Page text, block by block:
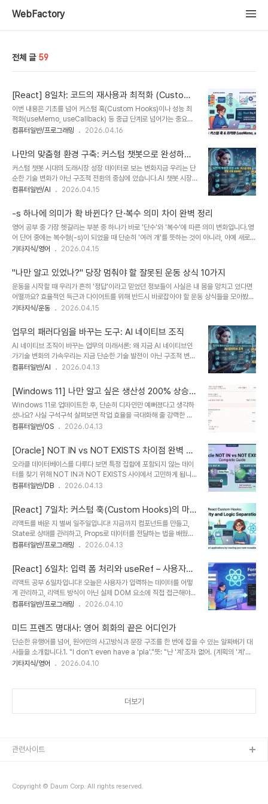
WebFactory
전체 글 59
[React] 8일차: 코드의 재사용과 최적화 (Custom
Hooks & Memoization)
이번 내용은 기초를 넘어 커스텀 훅(Custom Hooks)이나 성능 최
적화(useMemo, useCallback) 등 중급 단계로 넘어가는 중요한
지점입니다. 리액트의 기초적인 Props와 State, 그리고 Effect를 넘
Hooks (나만의 훅 만들기)여러 컴포넌트에서 반복되는 로직(예:
input 핸들링, API 호출, 스크롤 감지 등)을 하나의 함수로 분리하여
재사용하는 방법입니다.특징: 이름이 반드시 use로 시작해야 합니다.
장점: 로직이 분리되어 컴포넌트 코드가 간결해지고, 유지보수가 쉬워
집니다.JavaScript // useInput.js (예시)import { useState }
컴퓨터일반/프로그래밍 2026.04.16
나만의 맞춤형 환경 구축: 커스텀 챗봇으로 완성하는
스마트 워크플로우
커스텀 챗봇 시대의 도래시장 성장 데이터로 보는 변화지금 우리는 단
순한 기술 변화가 아닌 구조적 전환의 중심에 있습니다.AI 챗봇 시장
은 폭발적으로 성장하고 있습니다.2025년 기준 글로벌 AI 챗봇 시장
720억 달러 이상으로 성장할 전망입니다. 이 숫자는 단순한 통계가
아닙니다.이것은 업무 방식 자체가 바뀌고 있다는 신호입니다.이미 약
80% 기업이 챗봇 도입을 고려하고 있습니다. 고객 문의의 70%가
자동화되고 있습니다. 이 상황에서 우리는 질문해야 합니다.단순히 사
용할 것인가요, 아니면 주도할 것인가요?이 차이는 앞으로의 경쟁력을
용 방식이 변하면서 기회가 생깁니다...
컴퓨터일반/AI 2026.04.15
-s 하나에 의미가 확 바뀐다? 단·복수 의미 차이 완벽 정리
영어 공부 중 가장 헷갈리는 부분 중 하나가 바로 '단수'와 '복수'에 따른 의미 변화입니다.영
어 단어 중에는 복수형(-s)이 되었을 때 단순히 '여러 개'를 뜻하는 것이 아니라, 아예 새로운
추상적 개념이나 용도로 변하는 단어들이 있습니다. 예를 들어서 아래와 같은 예제들이 있습
공기는 건강에 필수적이다.)Airs (복수): 젠체하는 태도, 건방진 태도Stop putting on
airs. (잘난 척 좀 그만해.)2. Custom vs. CustomsCustom (단수): 관습, 습관It is a
social custom in Korea. (그것은 한국의 사회적 관습이다.)..
기타지식/영어 2026.04.15
"나만 알고 있었나?" 당장 멈춰야 할 잘못된 운동 상식 10가지
운동을 시작할 때 우리가 흔히 '정답'이라고 믿었던 정보들이 사실은 내 몸을 망치고 있다면
어떨까요? 효율적인 득근과 다이어트를 위해 반드시 바로잡아야 할 운동 상식들을 모아봤습
니다.아래 내용이 정답은 아닐수도 있지만, 일반적으로 효율이 떨어지거나 다칠수도 있는 상
고다? (No!)특정 부위의 지방만 골라서 빼는 '부위별 감량'은 불가능합니다. 윗몸일으키기는
복근을 강화할 뿐, 그 위의 지방을 태우는 데는 유산소 운동과 전체적인 칼로리 조절이 필수
입니다.2. 운동은 무조건 오래 할수록 좋다? (No!)운동의 양보다 중요한 것은 질입니다. 과
도하게 긴 시간 운동하면 피로 물질인 젖산이 쌓이고 근육이 오히려 손실될 수 있습..
기타지식/운동 2026.04.15
업무의 패러다임을 바꾸는 도구: AI 네이티브 조직
AI 네이티브 조직이 바꾸는 업무의 미래서론: 왜 지금 AI 네이티브인
가기술 변화의 가속우리는 지금 단순한 기술 발전이 아닌 구조적 변화
를 경험하고 있다.AI는 더 이상 일부 기업의 실험 도구가 아니다.이제
화의 분기점으로 평가된다.전문가들은 이 시기를 ‘AI 빅뱅 시대’라고
부른다. 이는 기술이 폭발적으로 확산되는 단계다.또한 클라우드 네이
티브 환경은 이미 98% 도입률을 기록했다. 이는 AI 기반 조직 전환
이 선택이 아닌 필수임을 보여준다.이제 질문은 단순하다.AI를 쓸 것
인가가 아니다.AI 없이 살아남을 수 있는가다.기업 경쟁 환경의 변화
핵심이다.빠르게 학습하는 ..
컴퓨터일반/AI 2026.04.13
[Windows 11] 나만 알고 싶은 생산성 200% 상승
숨겨진 꿀팁 5가지
Windows 11로 업데이트한 후, 단순히 디자인만 예뻐졌다고 생각하
셨나요? 사실 구석구석 살펴보면 작업 효율을 극대화해 줄 강력한 도
구들이 숨어있습니다. 오늘은 일반 사용자는 물론, 개발자나 크리에이
시와 함께 소개합니다.1. 개발자를 위한 'Dev Drive'와 'Dev
Home'프로그래밍을 하거나 대용량 라이브러리(React의
node_modules 등)를 다루는 분들에게 필수적인 기능입니다.Dev
Drive: 복원력 파일 시스템(ReFS)을 기반으로 하여, 파일 복사나 빌
드 속도를 크게 향상시킵니다. 프로젝트 빌드 시간이 평소보다 훨씬 단
로, GitHub 연..
컴퓨터일반/OS 2026.04.13
[Oracle] NOT IN vs NOT EXISTS 차이점 완벽 정
리
오라클 데이터베이스를 다루다 보면 특정 집합에 포함되지 않는 데이
터를 찾기 위해 NOT IN과 NOT EXISTS 사이에서 고민하게 됩니
다.겉보기엔 비슷해 보이지만, NULL 처리 방식과 성능 면에서 큰 차
끔하게 정리해 드립니다.1. 한 줄 요약NOT IN: 서브쿼리 결과에
NULL이 하나라도 있으면 결과가 나오지 않습니다.NOT EXISTS:
서브쿼리 내의 NULL 여부와 상관없이 조건에 맞는 행의 존재 여부만
따집니다.2. 예제로 보는 결과의 차이두 방식의 차이를 확인하기 위해
아래와 같은 샘플 테이블이 있다고 가정해 보겠습니다.[EMP_DEPT
[RESTRICTED_DEPT ..
컴퓨터일반/DB 2026.04.13
[React] 7일차: 커스텀 훅(Custom Hooks)의 마법
– 효율적인 코드 구조화의 시작
리액트를 배운 지 벌써 일주일입니다! 지금까지 컴포넌트를 만들고,
State로 상태를 관리하고, Props로 데이터를 전달하는 법을 배웠습
니다.하지만 프로젝트 규모가 커지면 필연적으로 "똑같은 로직을 여기
이 고민을 해결해 줄 리액트의 꽃, 커스텀 훅(Custom Hooks)을 심
도 있게 파헤쳐 보겠습니다.1. 왜 커스텀 훅이 필요한가? (DRY 원칙)
프로그래밍에는 DRY(Don't Repeat Yourself)라는 원칙이 있습니
다. "똑같은 일을 두 번 하지 마라"는 뜻이죠.리액트 컴포넌트는 크게
두 부분으로 나뉩니다.UI 로직: HTML 태그를 어떻게 배치하고 스타
떻게 ..
컴퓨터일반/프로그래밍 2026.04.13
[React] 6일차: 입력 폼 처리와 useRef – 사용자와
상호작용하기
리액트 공부 6일차입니다! 오늘은 사용자가 입력하는 데이터를 어떻
게 관리하고, 리액트 방식이 아닌 실제 DOM 요소에 직접 접근해야
할 때는 어떻게 하는지 핵심을 정리해 보았습니다.1. 제어 컴포넌트
리액트의 State와 결합하여 관리합니다. 이를 '제어 컴포넌트'라고 부
릅니다.동작 방식: 입력창의 value를 State에 연결하고,
onChange 이벤트를 통해 사용자가 입력할 때마다 State를 업데이
트합니다.장점: 입력값에 대한 실시간 유효성 검사나 데이터 가공이 매
우 쉽습니다.JavaScript const [name, setName] =
컴퓨터일반/프로그래밍 2026.04.10
미드 프렌즈 명대사: 영어 회화의 끝은 어디인가
단순한 유행어를 넘어, 원어민의 사고방식과 문장 구조를 한 번에 잡을 수 있는 알짜배기 대
사들을 소개합니다.1. "I don't even have a 'pla'."뜻: "난 '계'조차 없어. (계획의 '계'자
도 없다고!)"설명: 피비(Phoebe)가 미래에 대한 계획이 있느냐는 질문에 답한 대사입니다.
"규칙이 있어야 즐거움도 통제(유지)할 수 있는 거야!"설명: 정리 정돈과 규칙에 집착하는 모
기타지식/영어 2026.04.10
더보기
Copyright © Daum Corp. All rights reserved.
관련사이트